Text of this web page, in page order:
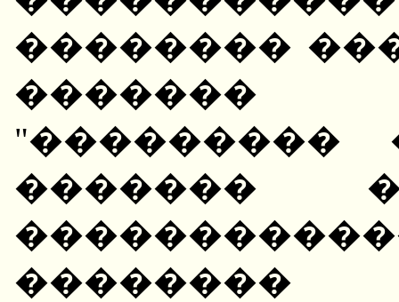
��������
�������
"���������
�������